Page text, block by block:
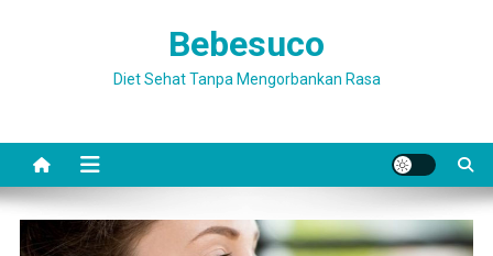
Bebesuco
Diet Sehat Tanpa Mengorbankan Rasa